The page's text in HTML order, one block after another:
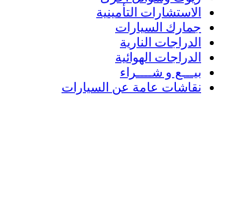
الاستشارات التأمينية
جمارك السيارات
الدراجات النارية
الدراجات الهوائية
بيـــع و شــــراء
نقاشات عامة عن السيارات